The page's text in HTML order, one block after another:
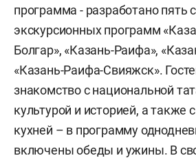
программа - разработано пять
экскурсионных программ
Болгар», «Казань-Раифа»,
«Казань-Раифа-Свияжск».
знакомство с национальной
культурой и историей, а также
кухней – в программу
включены обеды и ужины. В